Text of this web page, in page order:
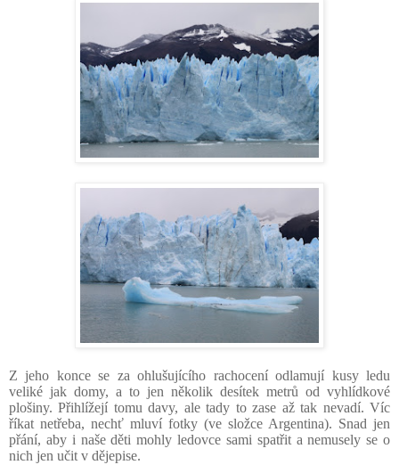
Z jeho konce se za ohlušujícího rachocení odlamují kusy ledu
veliké jak domy, a to jen několik desítek metrů od vyhlídkové
plošiny. Přihlížejí tomu davy, ale tady to zase až tak nevadí. Víc
říkat netřeba, nechť mluví fotky (ve složce Argentina). Snad jen
přání, aby i naše děti mohly ledovce sami spatřit a nemusely se o
nich jen učit v dějepise.